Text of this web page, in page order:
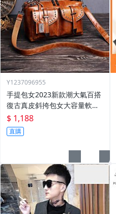
Y1237096955
手提包女2023新款潮大氣百搭
復古真皮斜挎包女大容量軟皮
單肩大包
$ 1,188
直購